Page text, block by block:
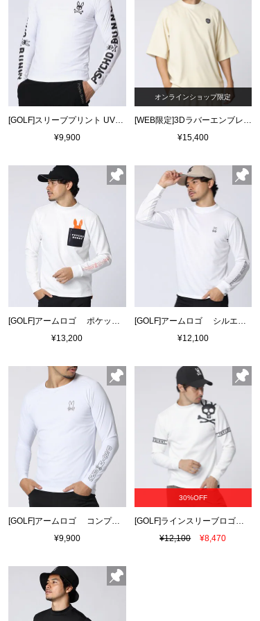
[GOLF]スリーブプリント UVコンプレッションインナー
¥9,900
オンラインショップ限定
[WEB限定]3Dラバーエンブレム リラックスフィット7分丈モックネックTシャツ
¥15,400
¥13,200
¥12,100
[GOLF]アームロゴ コンプレッションインナーTシャツ
¥9,900
30%OFF
[GOLF]ラインスリーブロゴ モックネックＴシャツ
¥12,100
¥8,470